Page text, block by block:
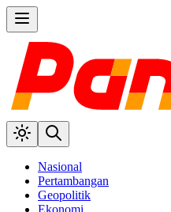
Nasional
Pertambangan
Geopolitik
Ekonomi